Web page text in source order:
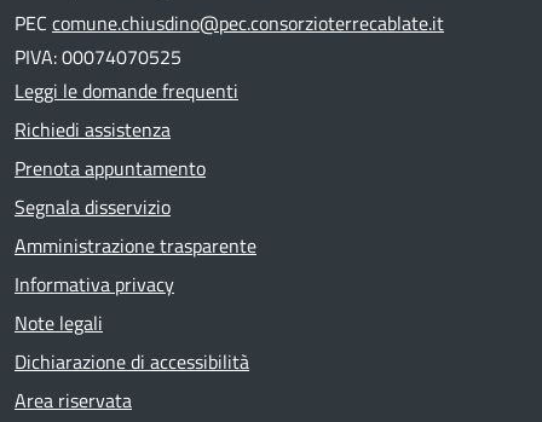
PEC comune.chiusdino@pec.consorzioterrecablate.it
PIVA: 00074070525
Leggi le domande frequenti
Richiedi assistenza
Prenota appuntamento
Segnala disservizio
Amministrazione trasparente
Informativa privacy
Note legali
Dichiarazione di accessibilità
Area riservata